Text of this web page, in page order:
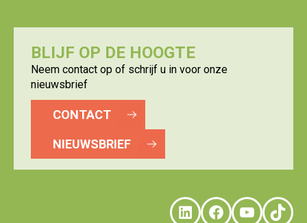
BLIJF OP DE HOOGTE
Neem contact op of schrijf u in voor onze
nieuwsbrief
CONTACT
NIEUWSBRIEF
LinkedIn
Facebook